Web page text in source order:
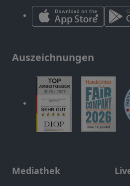
Auszeichnungen
Mediathek